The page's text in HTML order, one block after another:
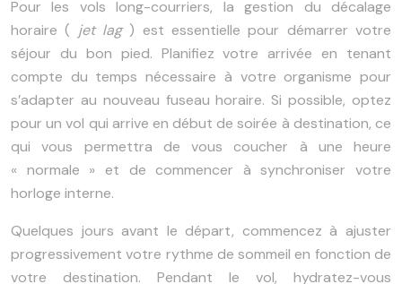
Pour les vols long-courriers, la gestion du décalage
horaire ( jet lag ) est essentielle pour démarrer votre
séjour du bon pied. Planifiez votre arrivée en tenant
compte du temps nécessaire à votre organisme pour
s’adapter au nouveau fuseau horaire. Si possible, optez
pour un vol qui arrive en début de soirée à destination, ce
qui vous permettra de vous coucher à une heure
« normale » et de commencer à synchroniser votre
horloge interne.
Quelques jours avant le départ, commencez à ajuster
progressivement votre rythme de sommeil en fonction de
votre destination. Pendant le vol, hydratez-vous